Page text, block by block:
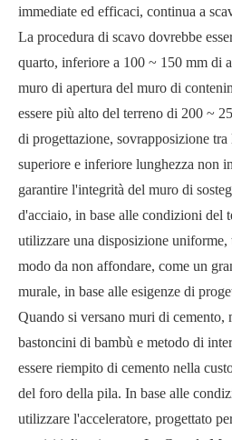
immediate ed efficaci, continua a
La procedura di scavo dovrebbe
quarto, inferiore a 100 ~ 150 mm di
muro di apertura del muro di
essere più alto del terreno di 200 ~
di progettazione, sovrapposizione tra
superiore e inferiore lunghezza non
garantire l'integrità del muro di
d'acciaio, in base alle condizioni del
utilizzare una disposizione
modo da non affondare, come un
murale, in base alle esigenze di
Quando si versano muri di cemento,
bastoncini di bambù e metodo di
essere riempito di cemento nella
del foro della pila. In base alle
utilizzare l'acceleratore, progettato